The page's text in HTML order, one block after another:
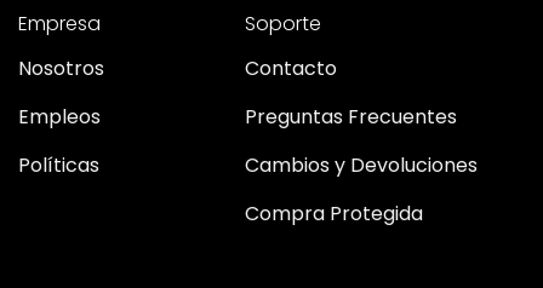
Empresa
Nosotros
Empleos
Políticas
Soporte
Contacto
Preguntas Frecuentes
Cambios y Devoluciones
Compra Protegida